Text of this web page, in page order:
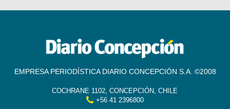
EMPRESA PERIODÍSTICA DIARIO CONCEPCIÓN S.A. ©2008
COCHRANE 1102, CONCEPCIÓN, CHILE
+56 41 2396800